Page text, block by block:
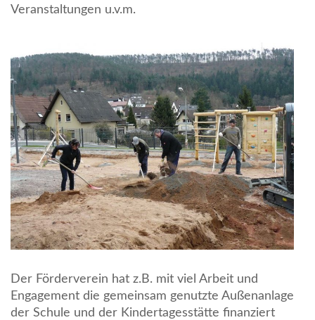
Veranstaltungen u.v.m.
Der Förderverein hat z.B. mit viel Arbeit und
Engagement die gemeinsam genutzte Außenanlage
der Schule und der Kindertagesstätte finanziert